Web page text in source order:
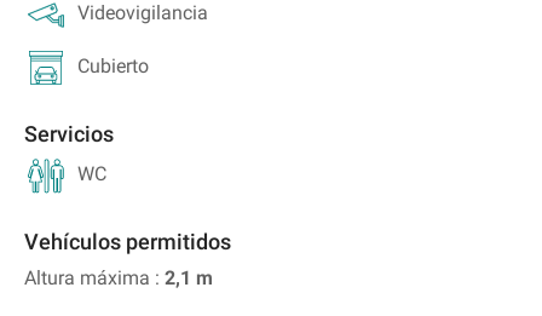
Videovigilancia
Cubierto
Servicios
WC
Vehículos permitidos
Altura máxima : 2,1 m